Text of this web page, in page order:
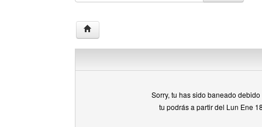
Sorry, tu has sido baneado
tu podrás a partir del Lun Ene